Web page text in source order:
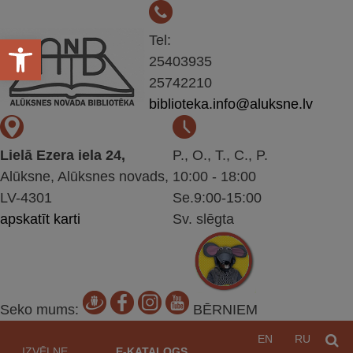
Open toolbar
Tel:
25403935
25742210
biblioteka.info@aluksne.lv
Lielā Ezera iela 24,
Alūksne, Alūksnes novads,
LV-4301
apskatīt karti
P., O., T., C., P.
10:00 - 18:00
Se.9:00-15:00
Sv. slēgta
Seko mums:
BĒRNIEM
EN RU